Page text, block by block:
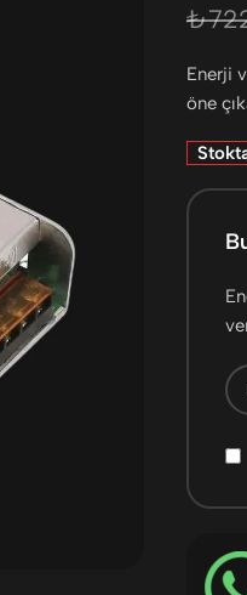
₺
Enerji
öne